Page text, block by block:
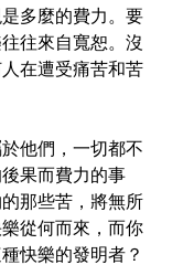
多麼的費力。要
往來自寬恕。沒
在遭受痛苦和苦
他們，一切都不
果而費力的事
那些苦，將無所
從何而來，而你
快樂的發明者？